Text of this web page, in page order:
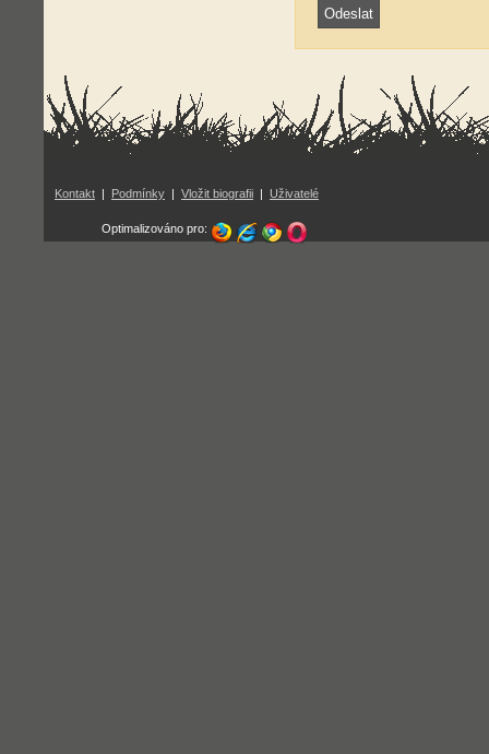
Kontakt | Podmínky | Vložit biografii | Uživatelé
Optimalizováno pro: